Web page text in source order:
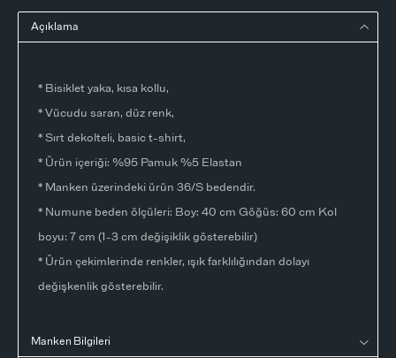
Açıklama
* Bisiklet yaka, kısa kollu,
* Vücudu saran, düz renk,
* Sırt dekolteli, basic t-shirt,
* Ürün içeriği: %95 Pamuk %5 Elastan
* Manken üzerindeki ürün 36/S bedendir.
* Numune beden ölçüleri: Boy: 40 cm Göğüs: 60 cm Kol
boyu: 7 cm (1-3 cm değişiklik gösterebilir)
* Ürün çekimlerinde renkler, ışık farklılığından dolayı
değişkenlik gösterebilir.
Manken Bilgileri